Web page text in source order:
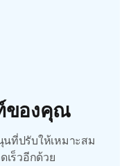
ของคุณ
ที่ปรับให้เหมาะสม
เร็วอีกด้วย